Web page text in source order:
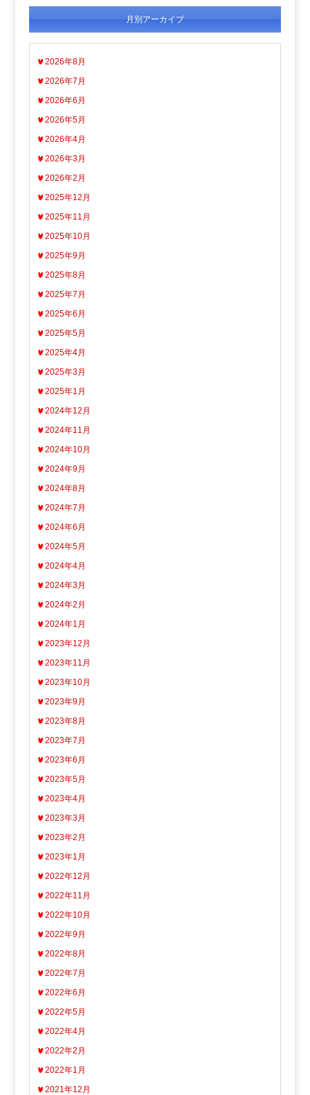
月別アーカイブ
2026年8月
2026年7月
2026年6月
2026年5月
2026年4月
2026年3月
2026年2月
2025年12月
2025年11月
2025年10月
2025年9月
2025年8月
2025年7月
2025年6月
2025年5月
2025年4月
2025年3月
2025年1月
2024年12月
2024年11月
2024年10月
2024年9月
2024年8月
2024年7月
2024年6月
2024年5月
2024年4月
2024年3月
2024年2月
2024年1月
2023年12月
2023年11月
2023年10月
2023年9月
2023年8月
2023年7月
2023年6月
2023年5月
2023年4月
2023年3月
2023年2月
2023年1月
2022年12月
2022年11月
2022年10月
2022年9月
2022年8月
2022年7月
2022年6月
2022年5月
2022年4月
2022年2月
2022年1月
2021年12月